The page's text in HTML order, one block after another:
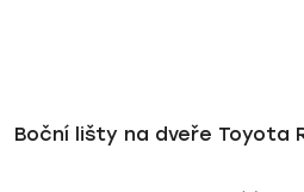
Boční lišty na dveře Toyota